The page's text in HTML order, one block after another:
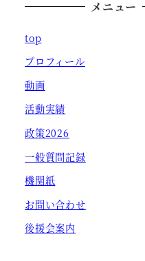
メニュー
top
プロフィール
動画
活動実績
政策2026
一般質問記録
機関紙
お問い合わせ
後援会案内